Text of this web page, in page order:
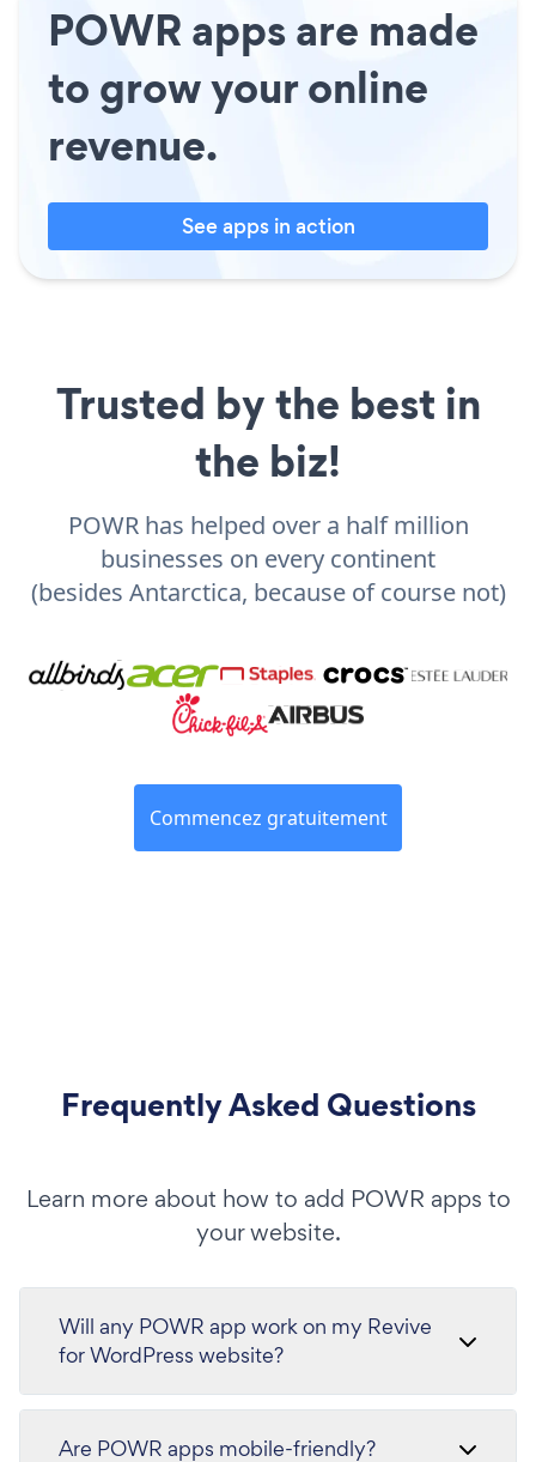
POWR apps are made
to grow your online
revenue.
See apps in action
Trusted by the best in
the biz!
POWR has helped over a half million
businesses on every continent
(besides Antarctica, because of course not)
Commencez gratuitement
Frequently Asked Questions
Learn more about how to add POWR apps to
your website.
Will any POWR app work on my Revive
for WordPress website?
Are POWR apps mobile-friendly?